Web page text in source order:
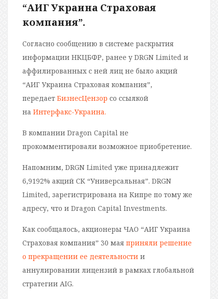
“АИГ Украина Страховая
компания”.
Согласно сообщению в системе раскрытия
информации НКЦБФР, ранее у DRGN Limited и
аффилированных с ней лиц не было акций
“АИГ Украина Страховая компания”,
передает БизнесЦензор со ссылкой
на Интерфакс-Украина.
В компании Dragon Capital не
прокомментировали возможное приобретение.
Напомним, DRGN Limited уже принадлежит
6,9192% акций СК “Универсальная”. DRGN
Limited, зарегистрирована на Кипре по тому же
адресу, что и Dragon Capital Investments.
Как сообщалось, акционеры ЧАО “АИГ Украина
Страховая компания” 30 мая приняли решение
о прекращении ее деятельности и
аннулировании лицензий в рамках глобальной
стратегии AIG.